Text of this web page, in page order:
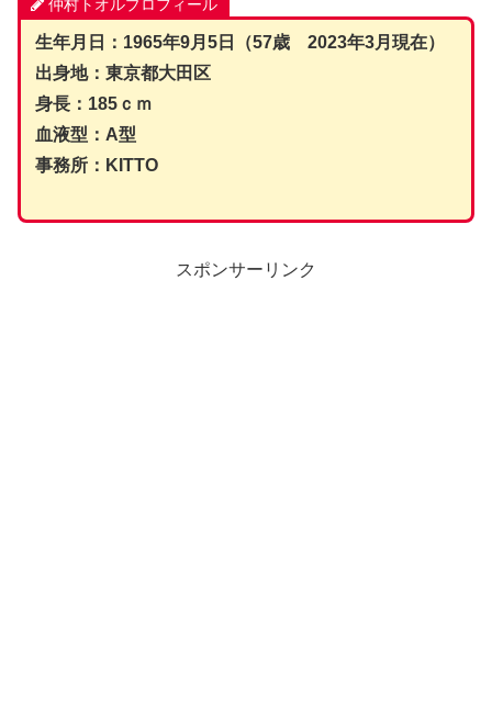
仲村トオルプロフィール
生年月日：1965年9月5日（57歳 2023年3月現在）
出身地：東京都大田区
身長：185ｃｍ
血液型：A型
事務所：KITTO
スポンサーリンク